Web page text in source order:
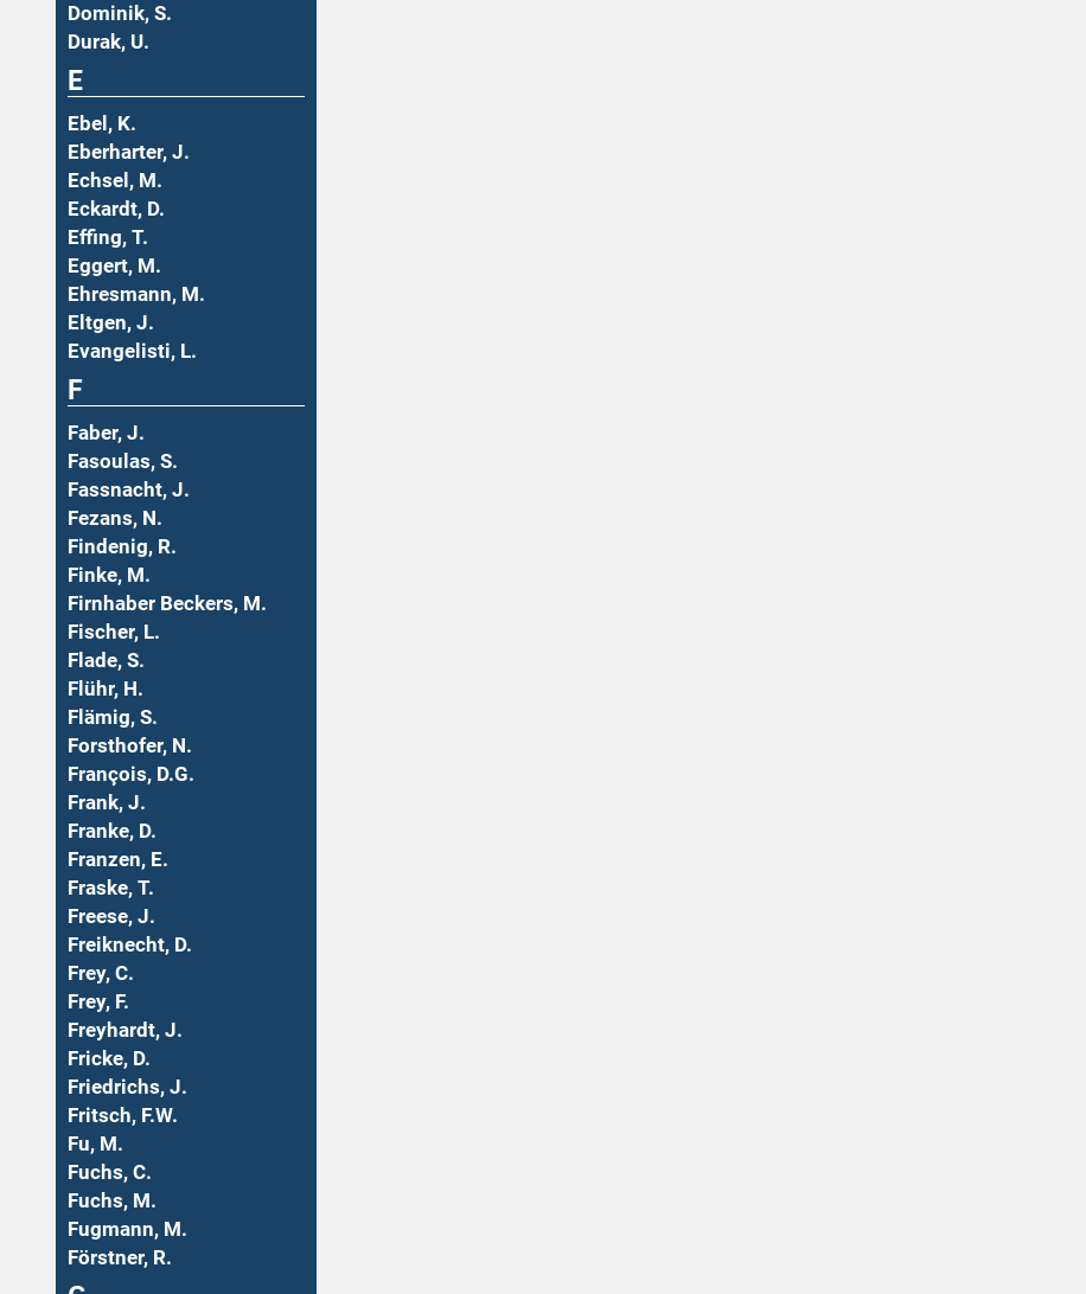
Dominik, S.
Durak, U.
E
Ebel, K.
Eberharter, J.
Echsel, M.
Eckardt, D.
Effing, T.
Eggert, M.
Ehresmann, M.
Eltgen, J.
Evangelisti, L.
F
Faber, J.
Fasoulas, S.
Fassnacht, J.
Fezans, N.
Findenig, R.
Finke, M.
Firnhaber Beckers, M.
Fischer, L.
Flade, S.
Flühr, H.
Flämig, S.
Forsthofer, N.
François, D.G.
Frank, J.
Franke, D.
Franzen, E.
Fraske, T.
Freese, J.
Freiknecht, D.
Frey, C.
Frey, F.
Freyhardt, J.
Fricke, D.
Friedrichs, J.
Fritsch, F.W.
Fu, M.
Fuchs, C.
Fuchs, M.
Fugmann, M.
Förstner, R.